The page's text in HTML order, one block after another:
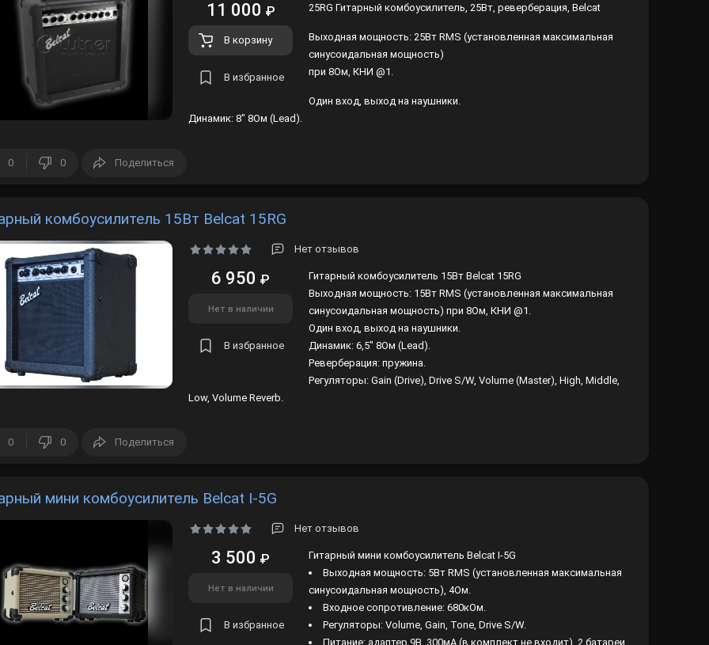
11 000 ₽
В корзину
В избранное
25RG Гитарный комбоусилитель, 25Вт, реверберация, Belcat
Выходная мощность: 25Вт RMS (установленная максимальная
синусоидальная мощность)
при 8Ом, КНИ @1.
Один вход, выход на наушники.
Динамик: 8" 8Ом (Lead).
0 0 Поделиться
комбоусилитель 15Вт Belcat 15RG
Нет отзывов
6 950 ₽
Нет в наличии
В избранное
Гитарный комбоусилитель 15Вт Belcat 15RG
Выходная мощность: 15Вт RMS (установленная максимальная
синусоидальная мощность) при 8Ом, КНИ @1.
Один вход, выход на наушники.
Динамик: 6,5" 8Ом (Lead).
Реверберация: пружина.
Регуляторы: Gain (Drive), Drive S/W, Volume (Master), High, Middle,
Low, Volume Reverb.
0 0 Поделиться
мини комбоусилитель Belcat I-5G
Нет отзывов
3 500 ₽
Нет в наличии
В избранное
Гитарный мини комбоусилитель Belcat I-5G
Выходная мощность: 5Вт RMS (установленная максимальная
синусоидальная мощность), 4Ом.
Входное сопротивление: 680кОм.
Регуляторы: Volume, Gain, Tone, Drive S/W.
Питание: адаптер 9В, 300мА (в комплект не входит), 2 батареи